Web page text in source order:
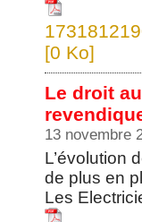
[0 Ko]
Le droit
13 novembre
L’évolution
de plus en
Les